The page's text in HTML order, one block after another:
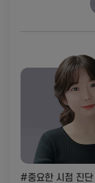
#중요한 시점 진단